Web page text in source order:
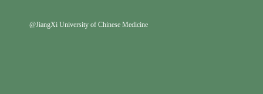
@JiangXi University of Chinese Medicine